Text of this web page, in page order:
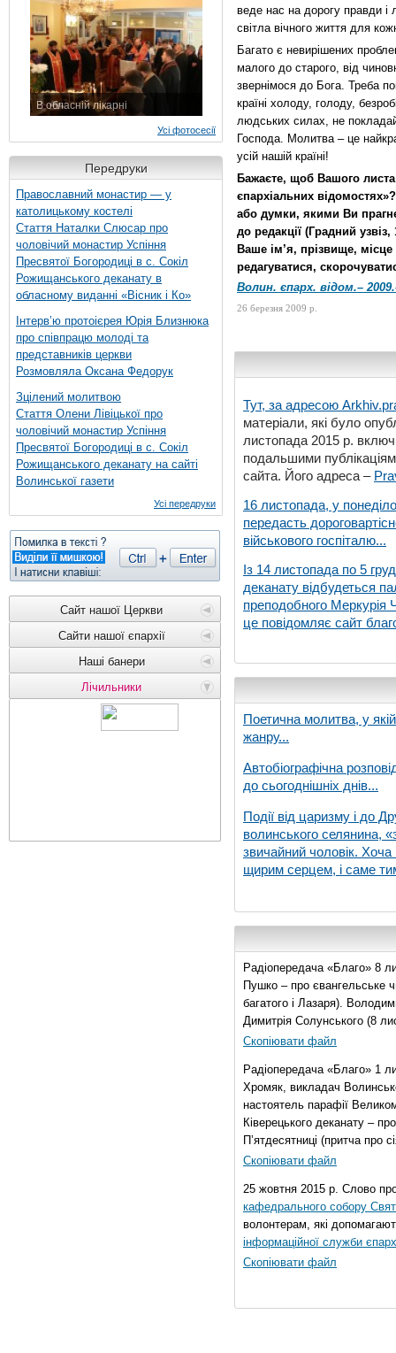
В обласній лікарні
Усі фотосесії
Передруки
Православний монастир — у
католицькому костелі
Стаття Наталки Слюсар про
чоловічий монастир Успіння
Пресвятої Богородиці в с. Сокіл
Рожищанського деканату в
обласному виданні «Вісник і Ко»
Інтерв’ю протоієрея Юрія Близнюка
про співпрацю молоді та
представників церкви
Розмовляла Оксана Федорук
Зцілений молитвою
Стаття Олени Лівіцької про
чоловічий монастир Успіння
Пресвятої Богородиці в с. Сокіл
Рожищанського деканату на сайті
Волинської газети
Усі передруки
Сайт нашої Церкви
Сайти нашої єпархії
Наші банери
Лічильники
веде нас на дорогу правди і
світла вічного життя для
Багато є невирішених
малого до старого, від
звернімося до Бога. Треба
країні холоду, голоду,
людських силах, не
Господа. Молитва – це
усій нашій країні!
Бажаєте, щоб Вашого
єпархіальних
або думки, якими Ви
до редакції (Градний
Ваше ім’я, прізвище,
редагуватися,
Волин. єпарх. відом.–
26 березня 2009 р.
Тут, за адресою
матеріали, які було
листопада 2015 р.
подальшими
сайта. Його адреса –
16 листопада, у
передасть
військового госпіталю...
Із 14 листопада по 5
деканату відбудеться
преподобного Меркурія
це повідомляє сайт
Поетична молитва, у
жанру...
Автобіографічна
до сьогоднішніх днів...
Події від царизму і до
волинського селянина,
звичайний чоловік. Хоча
щирим серцем, і саме
Радіопередача «Благо» 8
Пушко – про євангельське
багатого і Лазаря).
Димитрія Солунського (8
Скопіювати файл
Радіопередача «Благо» 1
Хромяк, викладач
настоятель парафії
Ківерецького деканату –
П’ятдесятниці (притча про
Скопіювати файл
25 жовтня 2015 р. Слово
кафедрального собору
волонтерам, які
інформаційної служби
Скопіювати файл